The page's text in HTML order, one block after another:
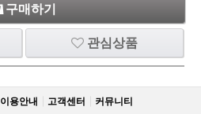
구매하기
관심상품
이용안내 고객센터 커뮤니티